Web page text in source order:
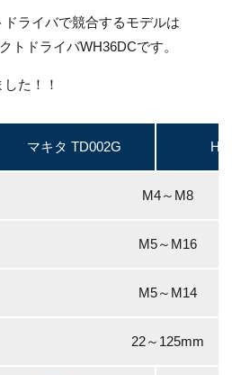
ライバで競合するモデルは
トドライバWH36DCです。
た！！
マキタ TD002G
M4～M8
M5～M16
M5～M14
22～125mm